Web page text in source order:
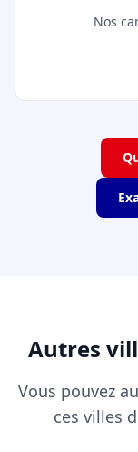
Nos
Autres
Vous pouvez
ces villes